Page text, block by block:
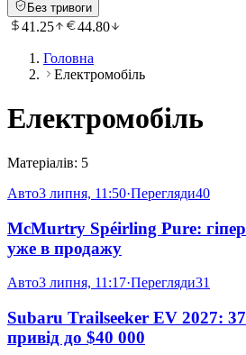
Без тривоги
41.25 44.80
Головна
Електромобіль
Електромобіль
Матеріалів: 5
Авто3 липня, 11:50·Перегляди40
McMurtry Spéirling Pure:
уже в продажу
Авто3 липня, 11:17·Перегляди31
Subaru Trailseeker EV 2027:
привід до $40 000